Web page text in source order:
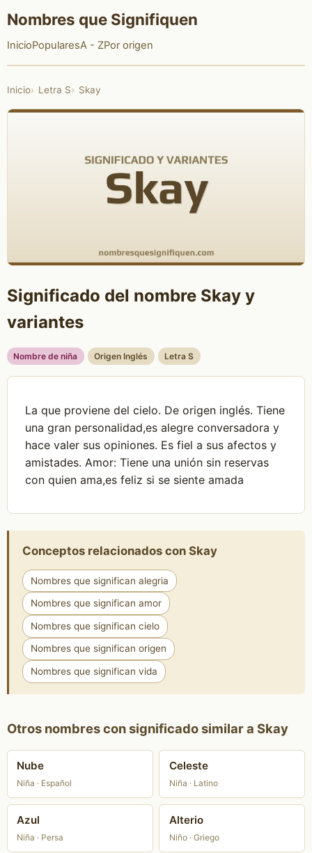
Nombres que Signifiquen
InicioPopularesA - ZPor origen
Inicio Letra S Skay
Significado del nombre Skay y
variantes
Nombre de niña Origen Inglés Letra S
La que proviene del cielo. De origen inglés. Tiene
una gran personalidad,es alegre conversadora y
hace valer sus opiniones. Es fiel a sus afectos y
amistades. Amor: Tiene una unión sin reservas
con quien ama,es feliz si se siente amada
Conceptos relacionados con Skay
Nombres que significan alegria
Nombres que significan amor
Nombres que significan cielo
Nombres que significan origen
Nombres que significan vida
Otros nombres con significado similar a Skay
Nube
Niña · Español
Celeste
Niña · Latino
Azul
Niña · Persa
Alterio
Niño · Griego